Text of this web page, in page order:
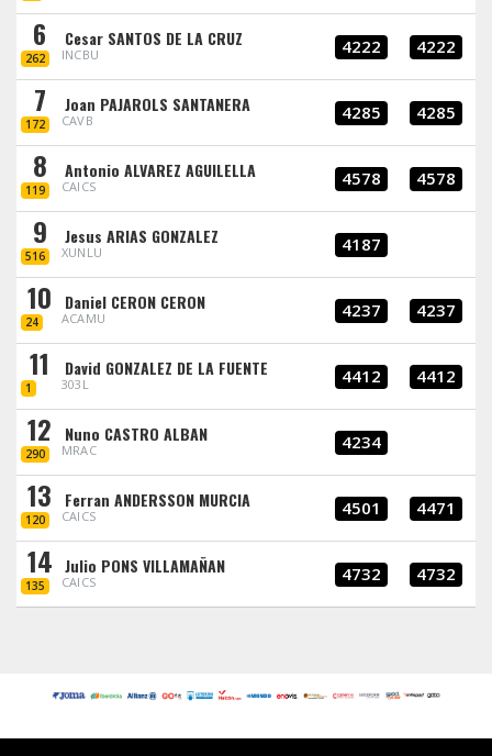
6
262
Cesar SANTOS DE LA CRUZ
INCBU 4222 4222
7
172
Joan PAJAROLS SANTANERA
CAVB 4285 4285
8
119
Antonio ALVAREZ AGUILELLA
CAICS 4578 4578
9
516
Jesus ARIAS GONZALEZ
XUNLU 4187
10
24
Daniel CERON CERON
ACAMU 4237 4237
11
1
David GONZALEZ DE LA FUENTE
303L 4412 4412
12
290
Nuno CASTRO ALBAN
MRAC 4234
13
120
Ferran ANDERSSON MURCIA
CAICS 4501 4471
14
135
Julio PONS VILLAMAÑAN
CAICS 4732 4732